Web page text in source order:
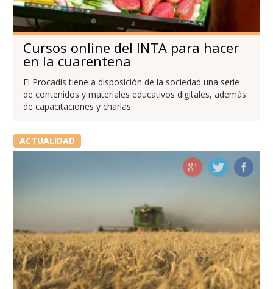
Cursos online del INTA para hacer
en la cuarentena
El Procadis tiene a disposición de la sociedad una serie
de contenidos y materiales educativos digitales, además
de capacitaciones y charlas.
ACTUALIDAD